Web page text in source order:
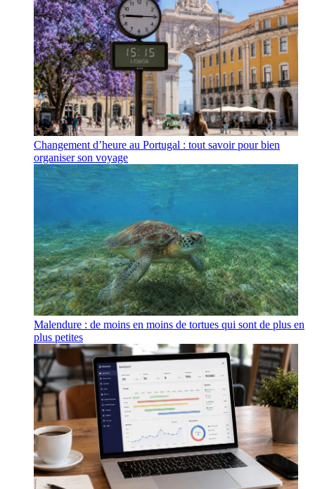
Changement d’heure au Portugal : tout savoir pour bien
organiser son voyage
Malendure : de moins en moins de tortues qui sont de plus en
plus petites